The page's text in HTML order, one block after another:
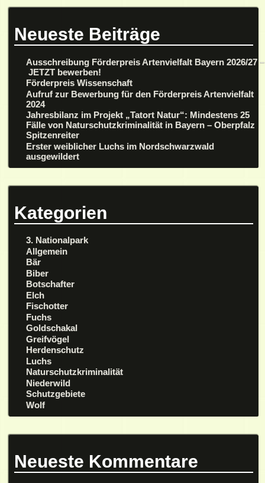
Neueste Beiträge
Ausschreibung Förderpreis Artenvielfalt Bayern 2026/27 –
JETZT bewerben!
Förderpreis Wissenschaft
Aufruf zur Bewerbung für den Förderpreis Artenvielfalt
2024
Jahresbilanz im Projekt „Tatort Natur“: Mindestens 25
Fälle von Naturschutzkriminalität in Bayern – Oberpfalz
Spitzenreiter
Erster weiblicher Luchs im Nordschwarzwald
ausgewildert
Kategorien
3. Nationalpark
Allgemein
Bär
Biber
Botschafter
Elch
Fischotter
Fuchs
Goldschakal
Greifvögel
Herdenschutz
Luchs
Naturschutzkriminalität
Niederwild
Schutzgebiete
Wolf
Neueste Kommentare